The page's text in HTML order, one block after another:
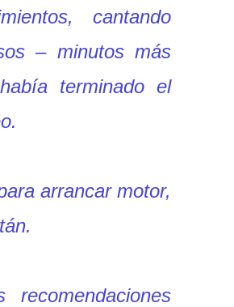
cantando
– minutos más
terminado el
arrancar motor,
recomendaciones